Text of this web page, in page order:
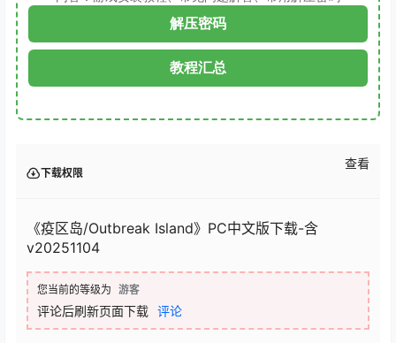
解压密码
教程汇总
下载权限
查看
《疫区岛/Outbreak Island》PC中文版下载-含
v20251104
您当前的等级为 游客
评论后刷新页面下载 评论